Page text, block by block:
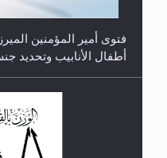
فتوى أمير المؤمنين
أطفال الأنابيب وتحديد